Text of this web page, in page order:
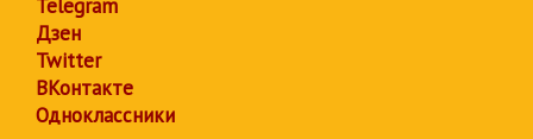
Telegram
Дзен
Twitter
ВКонтакте
Одноклассники